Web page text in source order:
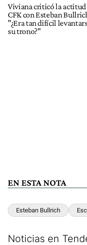
Viviana criticó la actitud
CFK con Esteban
"¿Era tan difícil
su trono?"
EN ESTA NOTA
Esteban Bullrich
Noticias en